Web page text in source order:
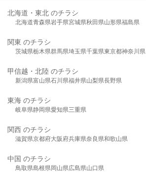
北海道・東北 のチラシ
北海道青森県岩手県宮城県秋田県山形県福島県
関東 のチラシ
茨城県栃木県群馬県埼玉県千葉県東京都神奈川県
甲信越・北陸 のチラシ
新潟県富山県石川県福井県山梨県長野県
東海 のチラシ
岐阜県静岡県愛知県三重県
関西 のチラシ
滋賀県京都府大阪府兵庫県奈良県和歌山県
中国 のチラシ
鳥取県島根県岡山県広島県山口県